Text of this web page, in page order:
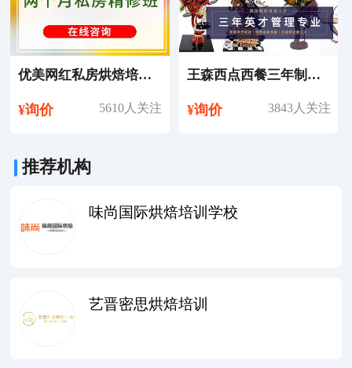
优美网红私房烘焙培训课程
¥询价 5610人关注
王森西点西餐三年制英才管理专业培训课程
¥询价 3843人关注
推荐机构
味尚国际烘焙培训学校
艺晋密思烘焙培训